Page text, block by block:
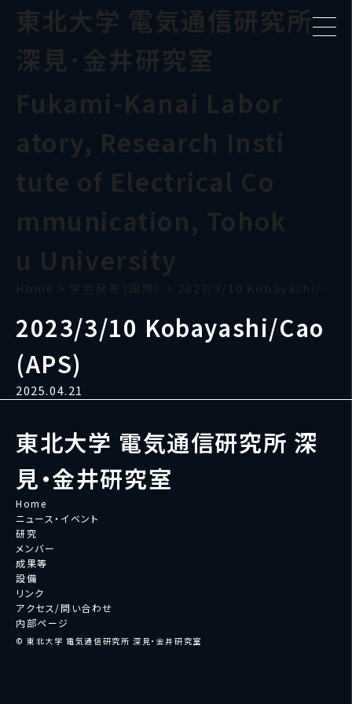
東北大学 電気通信研究所
深見･金井研究室
Fukami-Kanai Labor
atory, Research Insti
tute of Electrical Co
mmunication, Tohok
u University
Home > 学会発表（国際） > 2023/3/10 Kobayashi/Cao (APS)
2023/3/10 Kobayashi/Cao
(APS)
2025.04.21
東北大学 電気通信研究所 深
見・金井研究室
Home
ニュース・イベント
研究
メンバー
成果等
設備
リンク
アクセス/問い合わせ
内部ページ
© 東北大学 電気通信研究所 深見・金井研究室